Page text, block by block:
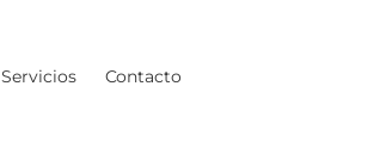
Servicios Contacto